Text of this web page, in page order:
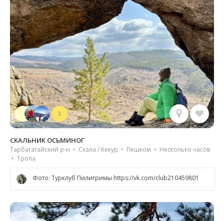
3
СКАЛЬНИК ОСЬМИНОГ
Тарбагатайский р-н • Скала / Кекур • Пешком • Несколько часов
• Тропа
Фото: Турклуб Пилигримы https://vk.com/club210459801